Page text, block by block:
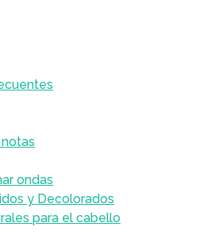
ondas
y Decolorados
para el cabello